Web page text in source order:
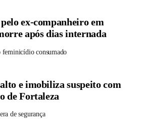
ex-companheiro em
após dias internada
feminicídio consumado
e imobiliza suspeito com
de Fortaleza
de segurança